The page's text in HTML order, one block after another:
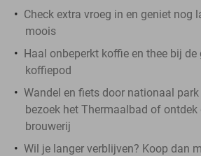
Check extra vroeg in en geniet nog
moois
Haal onbeperkt koffie en thee bij
koffiepod
Wandel en fiets door nationaal
bezoek het Thermaalbad of ontdek
brouwerij
Wil je langer verblijven? Koop dan